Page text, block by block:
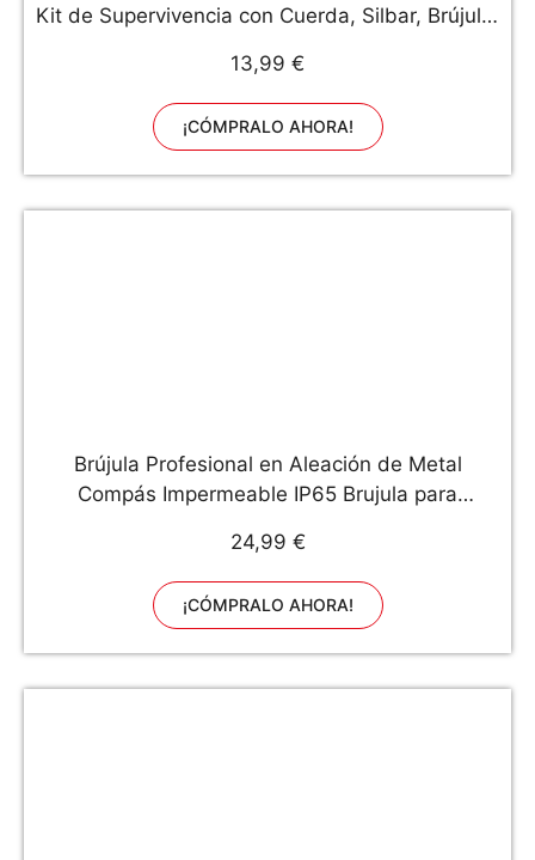
Kit de Supervivencia con Cuerda, Silbar, Brújula,
Senderismo Aire Libre
13,99 €
¡CÓMPRALO AHORA!
Brújula Profesional en Aleación de Metal
Compás Impermeable IP65 Brujula para
Nylon para Camping Senderismo Geología y
Trabajos Forestales
24,99 €
¡CÓMPRALO AHORA!